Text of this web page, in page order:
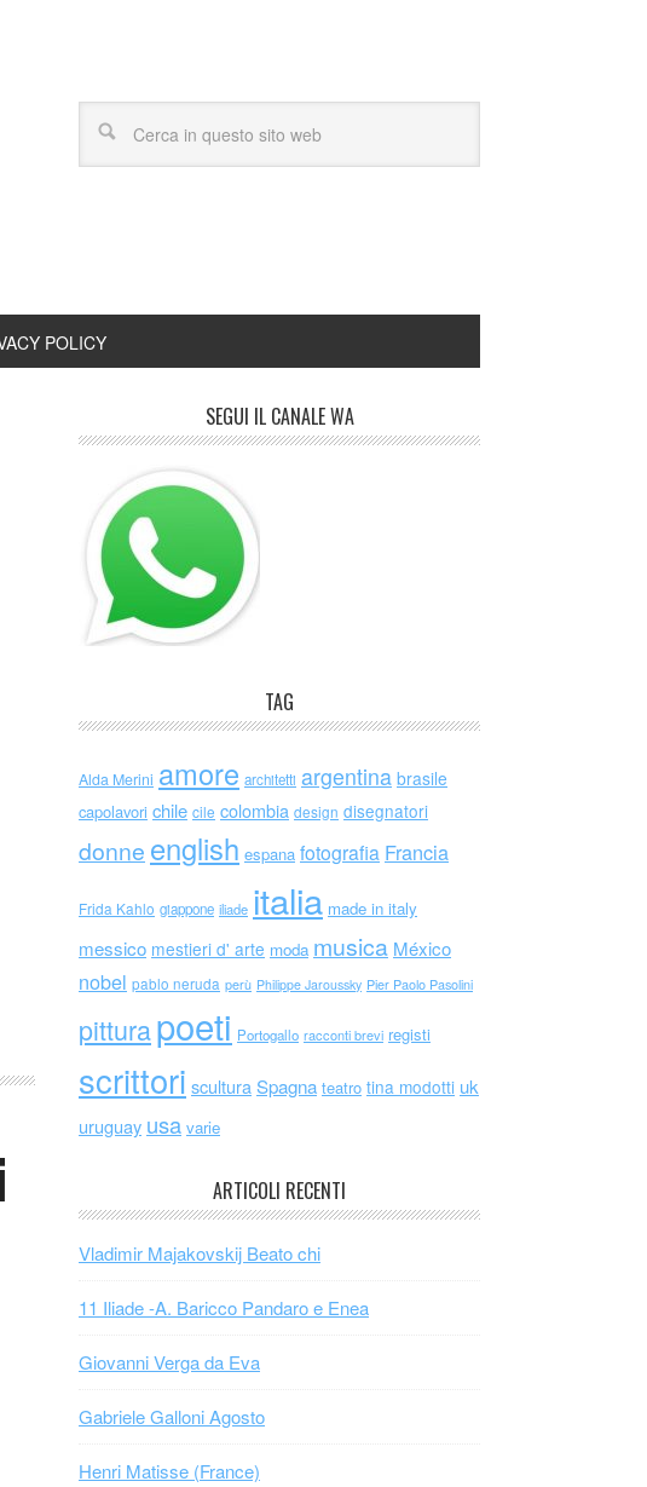
POLICY
SEGUI IL CANALE WA
TAG
Alda Merini amore architetti argentina brasile
capolavori chile cile colombia design disegnatori
donne english espana fotografia Francia
Frida Kahlo giappone iliade italia made in italy
messico mestieri d' arte moda musica México
nobel pablo neruda perù Philippe Jaroussky Pier Paolo Pasolini
pitturapoeti Portogallo racconti brevi registi
scrittori scultura Spagna teatro tina modotti uk
uruguay usa varie
ARTICOLI RECENTI
Vladimir Majakovskij Beato chi
11 Iliade -A. Baricco Pandaro e Enea
Giovanni Verga da Eva
Gabriele Galloni Agosto
Henri Matisse (France)